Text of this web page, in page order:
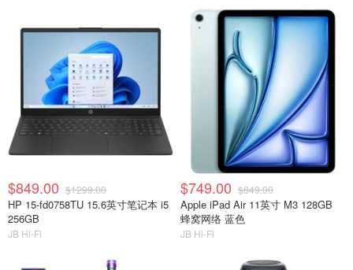
$849.00 $1299.00
HP 15-fd0758TU 15.6英寸笔记本 i5
256GB
JB Hi-Fi
$749.00 $849.00
Apple iPad Air 11英寸 M3 128GB
蜂窝网络 蓝色
JB Hi-Fi